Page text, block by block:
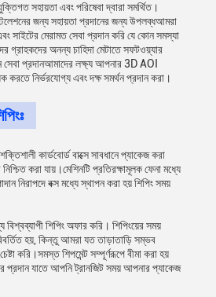
সহায়তা এবং পরিষেবা দ্বারা সমর্থিত।
জন্য সহায়তা প্রদানের জন্য উপলব্ধআমরা
সাইটের মেরামত সেবা প্রদান করি যে কোন সমস্যা
গ্রাহকদের অনন্য চাহিদা মেটাতে সফটওয়্যার
প্রদানআমাদের লক্ষ্য আপনার 3D AOI
করতে নির্ভরযোগ্য এবং দক্ষ সমর্থন প্রদান করা।
কার্ডবোর্ড বাক্সে সাবধানে প্যাকেজ করা
নিশ্চিত করা যায়।মেশিনটি প্রতিরক্ষামূলক ফেনা মধ্যে
নিরাপদে বক্স মধ্যে স্থাপন করা হয় শিপিং সময়
শিপিং অফার করি। শিপিংয়ের সময়
হয়, কিন্তু আমরা যত তাড়াতাড়ি সম্ভব
করি।সমস্ত শিপমেন্ট সম্পূর্ণরূপে বীমা করা হয়
প্রদান যাতে আপনি ট্রানজিট সময় আপনার প্যাকেজ